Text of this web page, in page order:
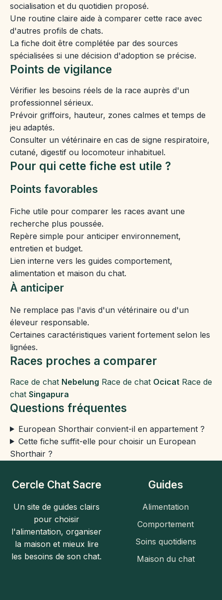
socialisation et du quotidien proposé.
Une routine claire aide à comparer cette race avec
d'autres profils de chats.
La fiche doit être complétée par des sources
spécialisées si une décision d'adoption se précise.
Points de vigilance
Vérifier les besoins réels de la race auprès d'un
professionnel sérieux.
Prévoir griffoirs, hauteur, zones calmes et temps de
jeu adaptés.
Consulter un vétérinaire en cas de signe respiratoire,
cutané, digestif ou locomoteur inhabituel.
Pour qui cette fiche est utile ?
Points favorables
Fiche utile pour comparer les races avant une
recherche plus poussée.
Repère simple pour anticiper environnement,
entretien et budget.
Lien interne vers les guides comportement,
alimentation et maison du chat.
À anticiper
Ne remplace pas l'avis d'un vétérinaire ou d'un
éleveur responsable.
Certaines caractéristiques varient fortement selon les
lignées.
Races proches a comparer
Race de chat Nebelung Race de chat Ocicat Race de
chat Singapura
Questions fréquentes
European Shorthair convient-il en appartement ?
Cette fiche suffit-elle pour choisir un European
Shorthair ?
Cercle Chat Sacre
Un site de guides clairs
pour choisir
l'alimentation, organiser
la maison et mieux lire
les besoins de son chat.
Guides
Alimentation
Comportement
Soins quotidiens
Maison du chat